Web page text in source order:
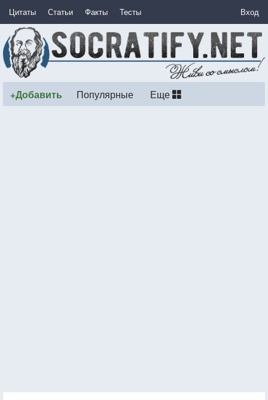
Цитаты Статьи Факты Тесты Вход
+Добавить Популярные Еще